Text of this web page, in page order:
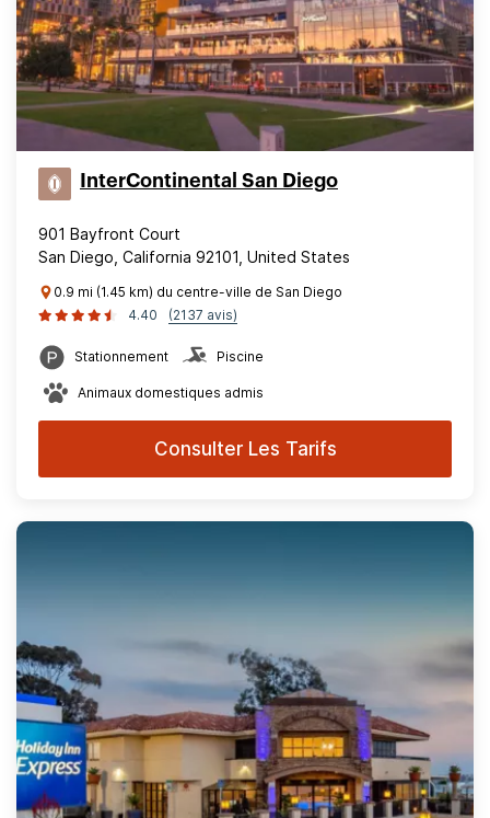
InterContinental San Diego
901 Bayfront Court
San Diego, California 92101, United States
0.9 mi (1.45 km) du centre-ville de San Diego
4.40
(2137 avis)
Stationnement Piscine
Animaux domestiques admis
Consulter Les Tarifs